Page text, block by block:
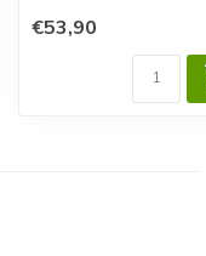
€53,90